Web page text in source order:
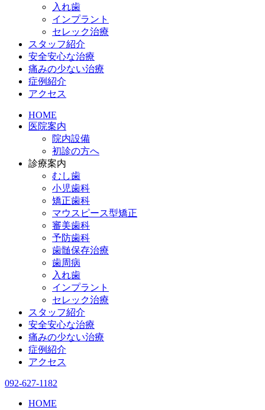
入れ歯
インプラント
セレック治療
スタッフ紹介
安全安心な治療
痛みの少ない治療
症例紹介
アクセス
HOME
医院案内
院内設備
初診の方へ
診療案内
むし歯
小児歯科
矯正歯科
マウスピース型矯正
審美歯科
予防歯科
歯髄保存治療
歯周病
入れ歯
インプラント
セレック治療
スタッフ紹介
安全安心な治療
痛みの少ない治療
症例紹介
アクセス
092-627-1182
HOME